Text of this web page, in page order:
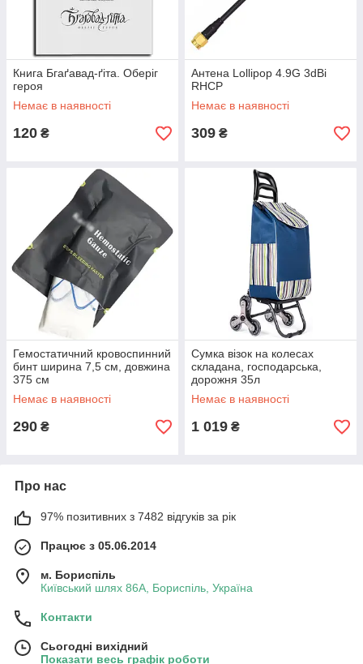
Книга Бгаґавад-ґіта. Оберіг
героя
Немає в наявності
120 ₴
Антена Lollipop 4.9G 3dBi
RHCP
Немає в наявності
309 ₴
Гемостатичний кровоспинний
бинт ширина 7,5 см, довжина
375 см
Немає в наявності
290 ₴
Сумка візок на колесах
складана, господарська,
дорожня 35л
Немає в наявності
1 019 ₴
Про нас
97% позитивних з 7482 відгуків за рік
Працює з 05.06.2014
м. Бориспіль
Київський шлях 86А, Бориспіль, Україна
Контакти
Сьогодні вихідний
Показати весь графік роботи